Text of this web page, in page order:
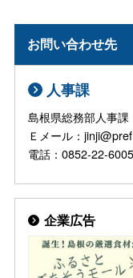
お問い合わせ先
人事課
島根県総務部人事
Ｅメール：
電話：0852-22-
企業広告